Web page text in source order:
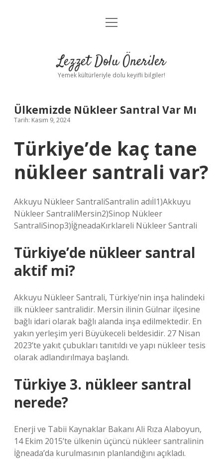
Anasayfa
Yasal Uyarı
menüyü
Lezzet Dolu Öneriler
Yemek kültürleriyle dolu keyifli bilgiler!
Ülkemizde Nükleer Santral Var Mı
Tarih: Kasım 9, 2024
Türkiye’de kaç tane
nükleer santrali var?
Akkuyu Nükleer SantraliSantralin adıİl1)Akkuyu
Nükleer SantraliMersin2)Sinop Nükleer
SantraliSinop3)İğneadaKırklareli Nükleer Santrali
Türkiye’de nükleer santral
aktif mi?
Akkuyu Nükleer Santrali, Türkiye’nin inşa halindeki
ilk nükleer santralidir. Mersin ilinin Gülnar ilçesine
bağlı idari olarak bağlı alanda inşa edilmektedir. En
yakın yerleşim yeri Büyükeceli beldesidir. 27 Nisan
2023’te yakıt çubukları tanıtıldı ve yapı nükleer tesis
olarak adlandırılmaya başlandı.
Türkiye 3. nükleer santral
nerede?
Enerji ve Tabii Kaynaklar Bakanı Ali Rıza Alaboyun,
14 Ekim 2015’te ülkenin üçüncü nükleer santralinin
İğneada’da kurulmasının planlandığını açıkladı.